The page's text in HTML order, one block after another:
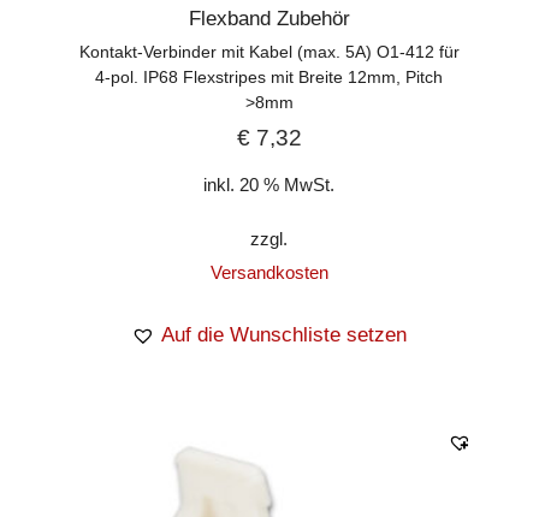
Flexband Zubehör
Kontakt-Verbinder mit Kabel (max. 5A) O1-412 für
4-pol. IP68 Flexstripes mit Breite 12mm, Pitch
>8mm
€7,32
inkl. 20 % MwSt.
zzgl.
Versandkosten
Auf die Wunschliste setzen